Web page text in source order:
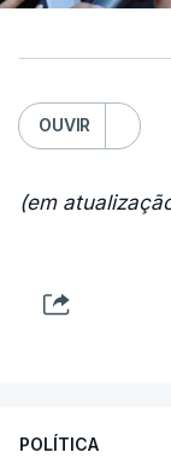
OUVIR
(em
POLÍTICA